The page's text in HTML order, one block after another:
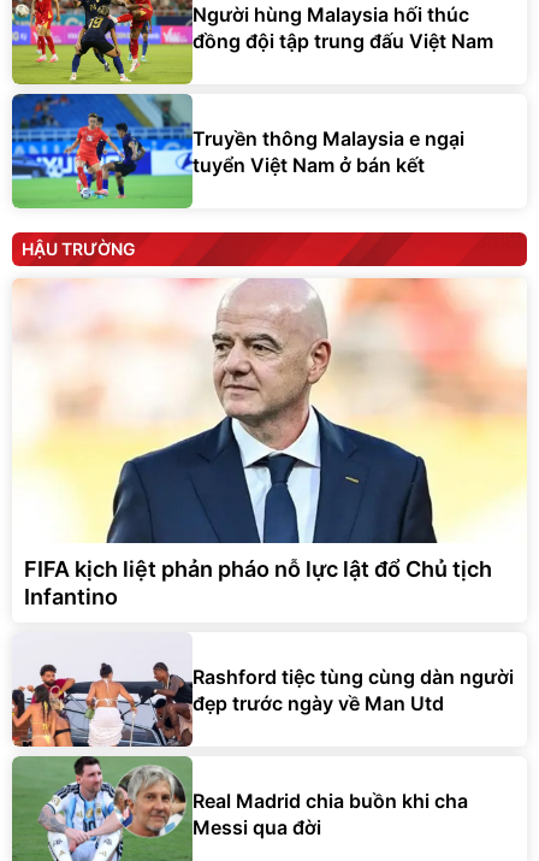
Người hùng Malaysia hối thúc
đồng đội tập trung đấu Việt Nam
Truyền thông Malaysia e ngại
tuyển Việt Nam ở bán kết
HẬU TRƯỜNG
FIFA kịch liệt phản pháo nỗ lực lật đổ Chủ tịch
Infantino
Rashford tiệc tùng cùng dàn người
đẹp trước ngày về Man Utd
Real Madrid chia buồn khi cha
Messi qua đời